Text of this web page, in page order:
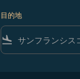
目的地
flight_land